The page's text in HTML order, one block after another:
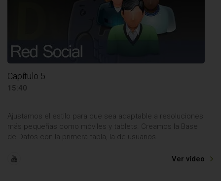
Capítulo 5
15:40
Ajustamos el estilo para que sea adaptable a resoluciones
más pequeñas como móviles y tablets. Creamos la Base
de Datos con la primera tabla, la de usuarios.
Ver vídeo